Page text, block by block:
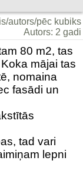
autors/pēc kubiks
Autors: 2 gadi
80 m2, tas
mājai tas
nomaina
fasādi un
tad vari
lepni